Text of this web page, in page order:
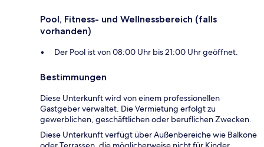
Pool, Fitness- und Wellnessbereich (falls
vorhanden)
Der Pool ist von 08:00 Uhr bis 21:00 Uhr geöffnet.
Bestimmungen
Diese Unterkunft wird von einem professionellen
Gastgeber verwaltet. Die Vermietung erfolgt zu
gewerblichen, geschäftlichen oder beruflichen Zwecken.
Diese Unterkunft verfügt über Außenbereiche wie Balkone